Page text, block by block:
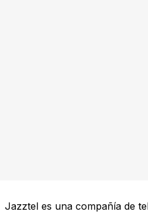
Jazztel es una compañía de